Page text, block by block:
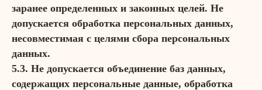
заранее определенных и законных целей. Не
допускается обработка персональных данных,
несовместимая с целями сбора персональных
данных.
5.3. Не допускается объединение баз данных,
содержащих персональные данные, обработка